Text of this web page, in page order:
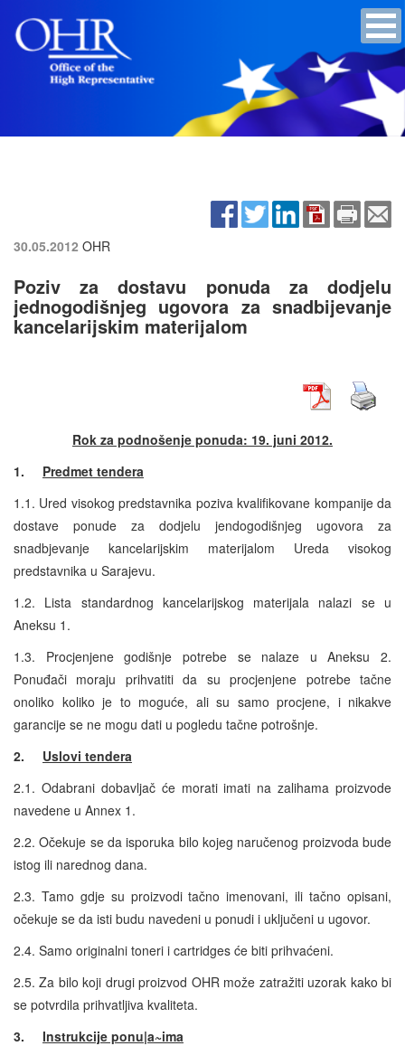
30.05.2012 OHR
Poziv za dostavu ponuda za dodjelu
jednogodišnjeg ugovora za snadbijevanje
kancelarijskim materijalom
Rok za podnošenje ponuda: 19. juni 2012.
1. Predmet tendera
1.1. Ured visokog predstavnika poziva kvalifikovane kompanije da
dostave ponude za dodjelu jendogodišnjeg ugovora za
snadbjevanje kancelarijskim materijalom Ureda visokog
predstavnika u Sarajevu.
1.2. Lista standardnog kancelarijskog materijala nalazi se u
Aneksu 1.
1.3. Procjenjene godišnje potrebe se nalaze u Aneksu 2.
Ponuđači moraju prihvatiti da su procjenjene potrebe tačne
onoliko koliko je to moguće, ali su samo procjene, i nikakve
garancije se ne mogu dati u pogledu tačne potrošnje.
2. Uslovi tendera
2.1. Odabrani dobavljač će morati imati na zalihama proizvode
navedene u Annex 1.
2.2. Očekuje se da isporuka bilo kojeg naručenog proizvoda bude
istog ili narednog dana.
2.3. Tamo gdje su proizvodi tačno imenovani, ili tačno opisani,
očekuje se da isti budu navedeni u ponudi i uključeni u ugovor.
2.4. Samo originalni toneri i cartridges će biti prihvaćeni.
2.5. Za bilo koji drugi proizvod OHR može zatražiti uzorak kako bi
se potvrdila prihvatljiva kvaliteta.
3. Instrukcije ponu|a~ima